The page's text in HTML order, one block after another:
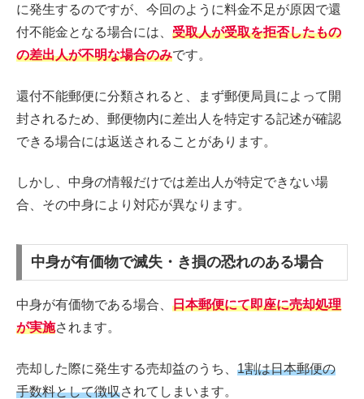
に発生するのですが、今回のように料金不足が原因で還
付不能金となる場合には、 受取人が受取を拒否したもの
の差出人が不明な場合のみです。
還付不能郵便に分類されると、まず郵便局員によって開
封されるため、郵便物内に差出人を特定する記述が確認
できる場合には返送されることがあります。
しかし、中身の情報だけでは差出人が特定できない場
合、その中身により対応が異なります。
中身が有価物で滅失・き損の恐れのある場合
中身が有価物である場合、 日本郵便にて即座に売却処理
が実施されます。
売却した際に発生する売却益のうち、 1割は日本郵便の
手数料として徴収されてしまいます。